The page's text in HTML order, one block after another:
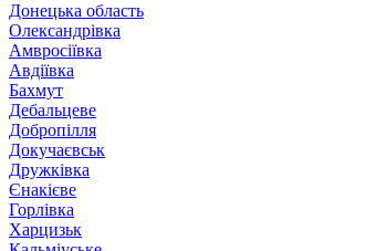
Донецька область
Олександрівка
Амвросіївка
Авдіївка
Бахмут
Дебальцеве
Добропілля
Докучаєвськ
Дружківка
Єнакієве
Горлівка
Харцизьк